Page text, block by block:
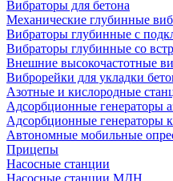
Вибраторы для бетона
Механические глубинные
Вибраторы глубинные с
Вибраторы глубинные со
Внешние высокочастотные
Виброрейки для укладки
Азотные и кислородные
Адсорбционные генераторы
Адсорбционные генераторы
Автономные мобильные
Прицепы
Насосные станции
Насосные станции МДН